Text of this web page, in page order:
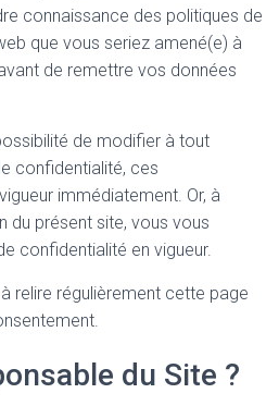
connaissance des politiques de
que vous seriez amené(e) à
de remettre vos données
de modifier à tout
confidentialité, ces
immédiatement. Or, à
du présent site, vous vous
confidentialité en vigueur.
relire régulièrement cette page
du Site ?